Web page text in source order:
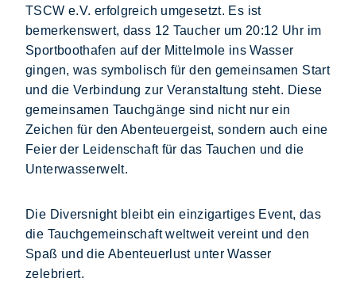
TSCW e.V. erfolgreich umgesetzt. Es ist
bemerkenswert, dass 12 Taucher um 20:12 Uhr im
Sportboothafen auf der Mittelmole ins Wasser
gingen, was symbolisch für den gemeinsamen Start
und die Verbindung zur Veranstaltung steht. Diese
gemeinsamen Tauchgänge sind nicht nur ein
Zeichen für den Abenteuergeist, sondern auch eine
Feier der Leidenschaft für das Tauchen und die
Unterwasserwelt.
Die Diversnight bleibt ein einzigartiges Event, das
die Tauchgemeinschaft weltweit vereint und den
Spaß und die Abenteuerlust unter Wasser
zelebriert.